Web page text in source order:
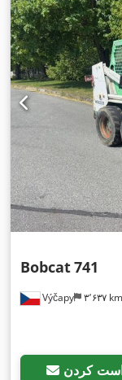
Výčapy ۳٬۶۳۷ km
Bobcat741
کردن